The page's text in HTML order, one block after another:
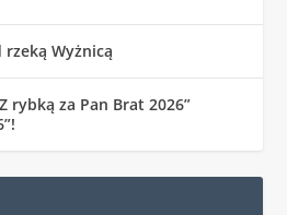
Wyżnicą
rybką za Pan Brat 2026”